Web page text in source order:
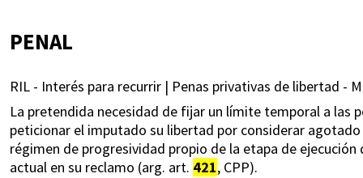
PENAL
RIL - Interés para recurrir | Penas privativas de libertad -
La pretendida necesidad de fijar un límite temporal a las
peticionar el imputado su libertad por considerar
régimen de progresividad propio de la etapa de
actual en su reclamo (arg. art. 421, CPP).